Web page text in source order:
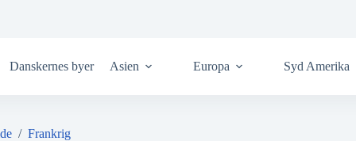
Danskernes byer Asien Europa Syd Amerika
/Frankrig